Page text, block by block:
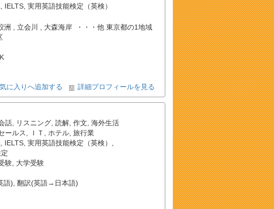
IELTS, 実用英語技能検定（英検）
洲 , 立会川 , 大森海岸 ・・・他 東京都の1地域
に入りへ追加する 詳細プロフィールを見る
話, リスニング, 読解, 作文, 海外生活
ールス, ＩＴ , ホテル, 旅行業
, IELTS, 実用英語技能検定（英検） ,
験, 大学受験
語), 翻訳(英語→日本語)